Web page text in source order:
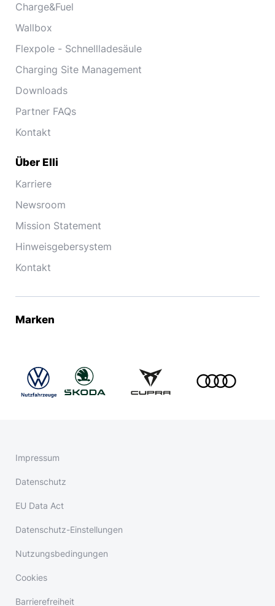
Charge&Fuel
Wallbox
Flexpole - Schnellladesäule
Charging Site Management
Downloads
Partner FAQs
Kontakt
Über Elli
Karriere
Newsroom
Mission Statement
Hinweisgebersystem
Kontakt
Marken
Impressum
Datenschutz
EU Data Act
Datenschutz-Einstellungen
Nutzungsbedingungen
Cookies
Barrierefreiheit